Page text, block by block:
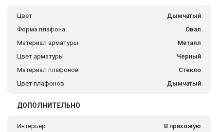
Цвет
Дымчатый
Форма плафона
Овал
Материал арматуры
Металл
Цвет арматуры
Черный
Материал плафонов
Стекло
Цвет плафонов
Дымчатый
ДОПОЛНИТЕЛЬНО
Интерьер
В прихожую